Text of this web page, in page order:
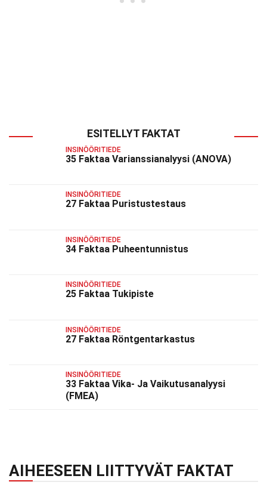
ESITELLYT FAKTAT
INSINÖÖRITIEDE
35 Faktaa Varianssianalyysi (ANOVA)
INSINÖÖRITIEDE
27 Faktaa Puristustestaus
INSINÖÖRITIEDE
34 Faktaa Puheentunnistus
INSINÖÖRITIEDE
25 Faktaa Tukipiste
INSINÖÖRITIEDE
27 Faktaa Röntgentarkastus
INSINÖÖRITIEDE
33 Faktaa Vika- Ja Vaikutusanalyysi
(FMEA)
AIHEESEEN LIITTYVÄT FAKTAT